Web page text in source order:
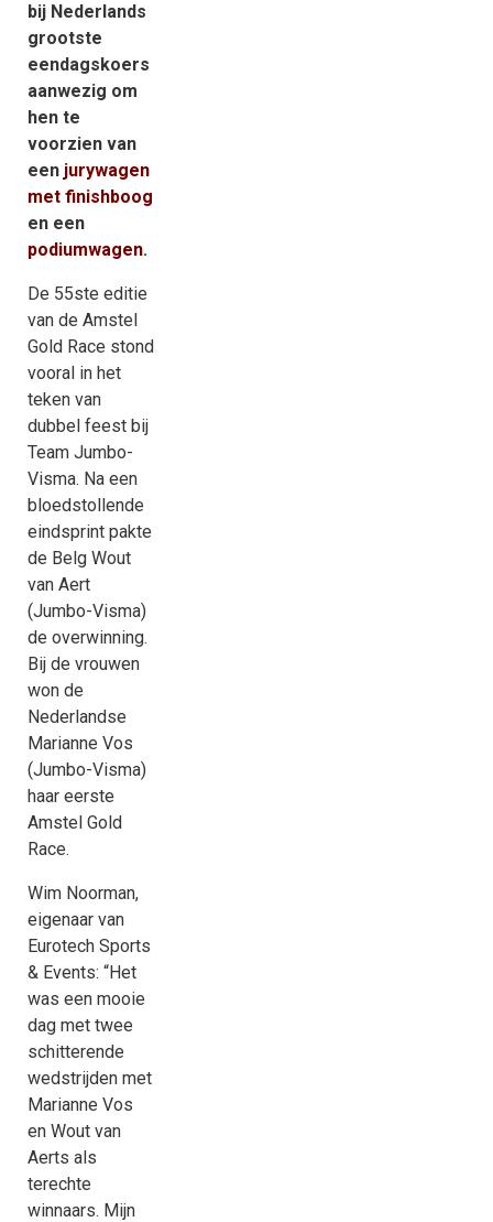
bij Nederlands
grootste
eendagskoers
aanwezig om
hen te
voorzien van
een jurywagen
met finishboog
en een
podiumwagen.
De 55ste editie
van de Amstel
Gold Race stond
vooral in het
teken van
dubbel feest bij
Team Jumbo-
Visma. Na een
bloedstollende
eindsprint pakte
de Belg Wout
van Aert
(Jumbo-Visma)
de overwinning.
Bij de vrouwen
won de
Nederlandse
Marianne Vos
(Jumbo-Visma)
haar eerste
Amstel Gold
Race.
Wim Noorman,
eigenaar van
Eurotech Sports
& Events: “Het
was een mooie
dag met twee
schitterende
wedstrijden met
Marianne Vos
en Wout van
Aerts als
terechte
winnaars. Mijn